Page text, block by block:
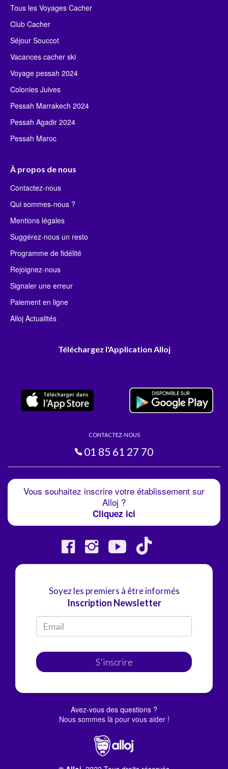
Tous les Voyages Cacher
Club Cacher
Séjour Souccot
Vacances cacher ski
Voyage pessah 2024
Colonies Juives
Pessah Marrakech 2024
Pessah Agadir 2024
Pessah Maroc
À propos de nous
Contactez-nous
Qui sommes-nous ?
Mentions légales
Suggérez-nous un resto
Programme de fidélité
Rejoignez-nous
Signaler une erreur
Paiement en ligne
Alloj Actualités
Téléchargez l'Application Alloj
CONTACTEZ-NOUS
01 85 61 27 70
Vous souhaitez inscrire votre établissement sur
Alloj ?
Cliquez ici
Soyez les premiers à être informés
Inscription Newsletter
S'inscrire
Avez-vous des questions ?
Nous sommes là pour vous aider !